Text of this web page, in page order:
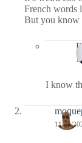
French words
But you know
I know
11/12/